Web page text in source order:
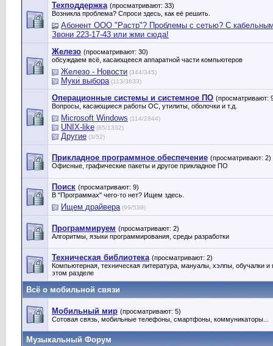
Техподдержка (просматривают: 33)
Возникла проблема? Спроси здесь, как её решить.
Абонент ООО "Растр"? Проблемы с сетью? С
Звони 223-17-43 или жми сюда!
Железо (просматривают: 30)
обсуждаем всё, касающееся аппаратной части компьютеров
Железо - Новости (344/345)
Муки выбора (113/3633)
Операционные системы и системное ПО (просматривают:
Вопросы, касающиеся работы ОС, утилиты, оболочки и т.д.
Microsoft Windows (114/2844)
UNIX-like (85/1332)
Другие (3/52)
Прикладное программное обеспечение (просматривают: 2)
Офисные, графические пакеты и другое прикладное ПО
Поиск (просматривают: 9)
В "Программах" чего-то нет? Ищем здесь.
Ищем драйвера (99/539)
Программируем (просматривают: 2)
Алгоритмы, языки программирования, среды разработки
Техническая библиотека (просматривают: 2)
Компьютерная, техническая литература, мануалы, хэлпы, обучалки
этом разделе
Всё о мобильной связи
Мобильный мир (просматривают: 5)
Сотовая связь, мобильные телефоны, смартфоны, коммуникаторы...
Музыкальный Форум